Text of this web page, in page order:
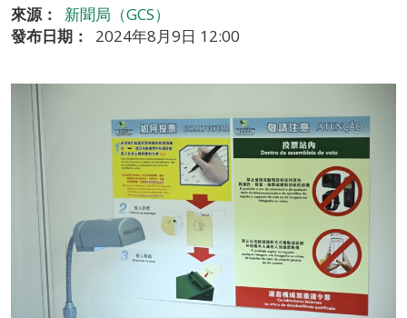
來源：
新聞局（GCS）
發布日期：
2024年8月9日 12:00